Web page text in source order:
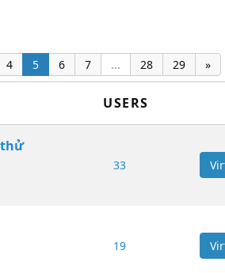
4 5 6 7 ... 28 29 »
USERS
33
19